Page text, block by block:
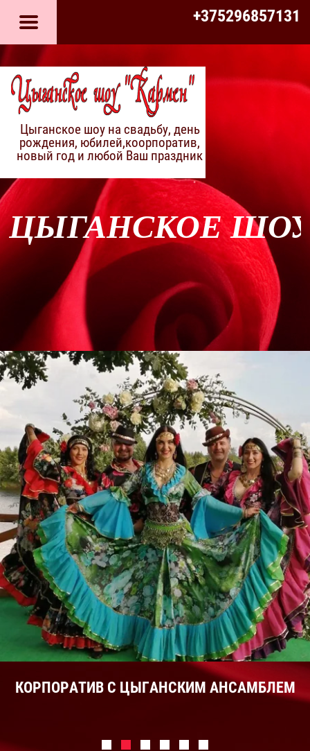
+375296857131
Цыганское шоу на свадьбу, день
рождения, юбилей,коорпоратив,
новый год и любой Ваш праздник
ЦЫГАНСКОЕ
КОРПОРАТИВ С ЦЫГАНСКИМ АНСАМБЛЕМ